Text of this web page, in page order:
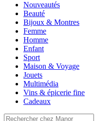
Nouveautés
Beauté
Bijoux & Montres
Femme
Homme
Enfant
Sport
Maison & Voyage
Jouets
Multimédia
Vins & épicerie fine
Cadeaux